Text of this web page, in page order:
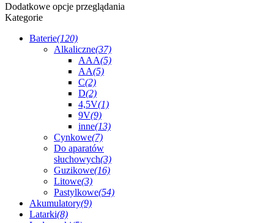
Dodatkowe opcje przeglądania
Kategorie
Baterie(120)
Alkaliczne(37)
AAA(5)
AA(5)
C(2)
D(2)
4,5V(1)
9V(9)
inne(13)
Cynkowe(7)
Do aparatów
słuchowych(3)
Guzikowe(16)
Litowe(3)
Pastylkowe(54)
Akumulatory(9)
Latarki(8)